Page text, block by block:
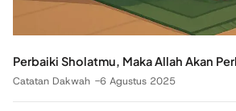
Perbaiki Sholatmu, Maka Allah Akan
Catatan Dakwah 6 Agustus 2025